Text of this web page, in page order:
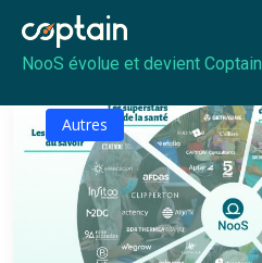
NooS évolue et devient Coptain
Autres